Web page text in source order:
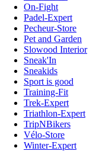
On-Fight
Padel-Expert
Pecheur-Store
Pet and Garden
Slowood Interior
Sneak'In
Sneakids
Sport is good
Training-Fit
Trek-Expert
Triathlon-Expert
TripNBikers
Vélo-Store
Winter-Expert